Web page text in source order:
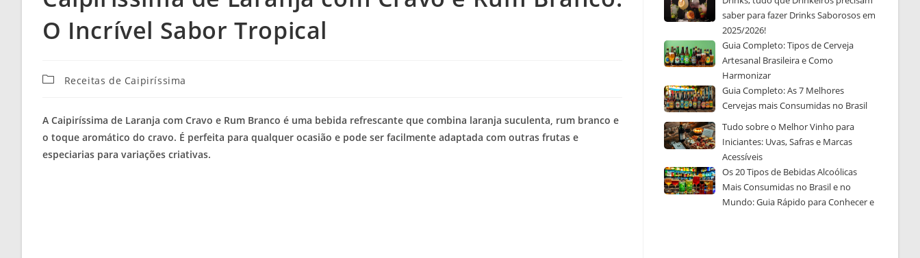
O Incrível Sabor Tropical
CategoriaReceitas de Caipiríssima
A Caipiríssima de Laranja com Cravo e Rum Branco é uma bebida refrescante que combina laranja suculenta, rum branco e
o toque aromático do cravo. É perfeita para qualquer ocasião e pode ser facilmente adaptada com outras frutas e
especiarias para variações criativas.
saber para fazer Drinks Saborosos em
2025/2026!
Guia Completo: Tipos de Cerveja
Artesanal Brasileira e Como
Harmonizar
Guia Completo: As 7 Melhores
Cervejas mais Consumidas no Brasil
Tudo sobre o Melhor Vinho para
Iniciantes: Uvas, Safras e Marcas
Acessíveis
Os 20 Tipos de Bebidas Alcoólicas
Mais Consumidas no Brasil e no
Mundo: Guia Rápido para Conhecer e